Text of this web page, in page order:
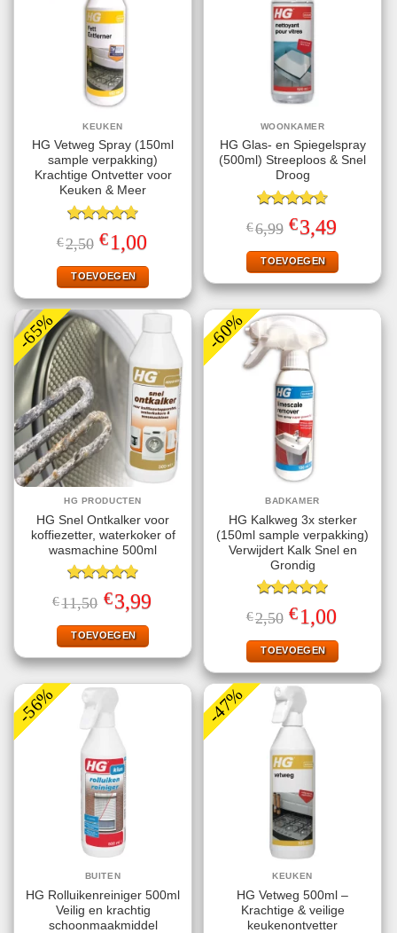
KEUKEN
HG Vetweg Spray (150ml
sample verpakking)
Krachtige Ontvetter voor
Keuken & Meer
Gewaardeerd
4.71uit 5
€2,50 Oorspronkelijke
prijs
was:
€2,50.
€1,00
is:
€1,00.
TOEVOEGEN
WOONKAMER
HG Glas- en Spiegelspray
(500ml) Streeploos & Snel
Droog
Gewaardeerd
4.67uit 5
€6,99 Oorspronkelijke
prijs
was:
€6,99.
€3,49
is:
€3,49.
TOEVOEGEN
-65%
HG PRODUCTEN
HG Snel Ontkalker voor
koffiezetter, waterkoker of
wasmachine 500ml
Gewaardeerd
4.80uit 5
€11,50 Oorspronkelijke
prijs
was:
€11,50.
€3,99Huidige
prijs
TOEVOEGEN
-60%
BADKAMER
HG Kalkweg 3x sterker
(150ml sample verpakking)
Verwijdert Kalk Snel en
Grondig
Gewaardeerd
5.00uit 5
€2,50 Oorspronkelijke
prijs
was:
€2,50.
€1,00
is:
€1,00.
TOEVOEGEN
-56%
BUITEN
HG Rolluikenreiniger 500ml
Veilig en krachtig
schoonmaakmiddel
-47%
KEUKEN
HG Vetweg 500ml –
Krachtige & veilige
keukenontvetter